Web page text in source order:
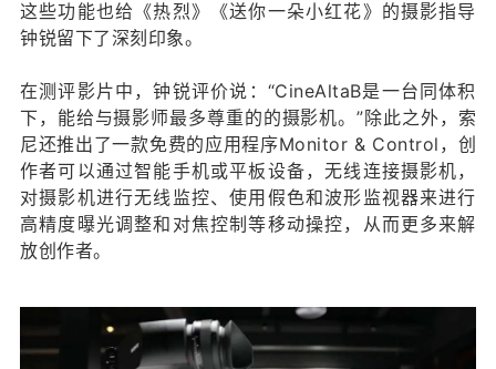
这些功能也给《热烈》《送你一朵小红花》的摄影指导
钟锐留下了深刻印象。
在测评影片中，钟锐评价说：“CineAltaB是一台同体积
下，能给与摄影师最多尊重的的摄影机。”除此之外，索
尼还推出了一款免费的应用程序Monitor & Control，创
作者可以通过智能手机或平板设备，无线连接摄影机，
对摄影机进行无线监控、使用假色和波形监视器来进行
高精度曝光调整和对焦控制等移动操控，从而更多来解
放创作者。